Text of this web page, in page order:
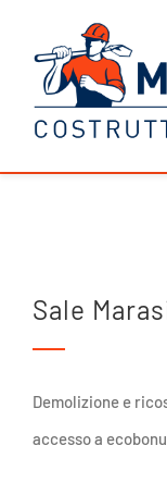
contenuto
CERTIFICAZIONI
CONTATTI
Sale
Demolizione e
accesso a